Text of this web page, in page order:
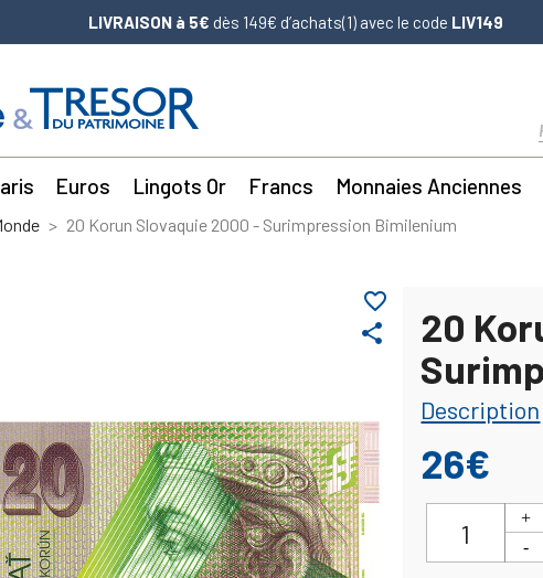
LIVRAISON à 5€ dès 149€ d’achats(1) avec le code LIV149
Euros Lingots Or Francs Monnaies Anciennes
20 Korun Slovaquie 2000 - Surimpression Bimilenium
share
favorite_border
20
Description
26€